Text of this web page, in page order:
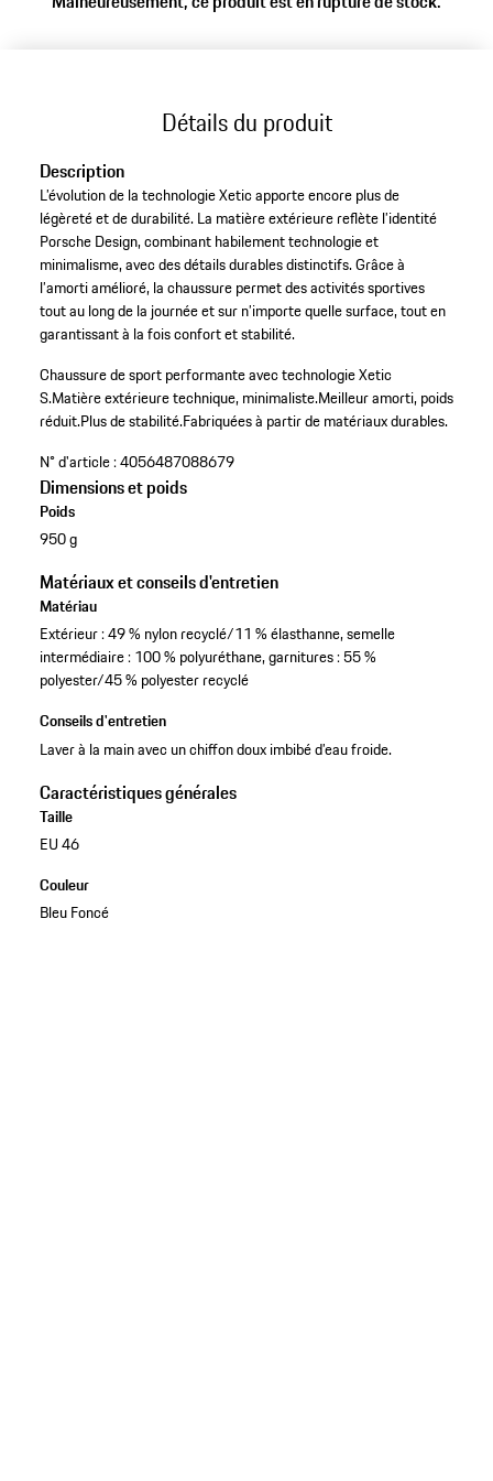
Détails du produit
Description
L’évolution de la technologie Xetic apporte encore plus de
légèreté et de durabilité. La matière extérieure reflète l’identité
Porsche Design, combinant habilement technologie et
minimalisme, avec des détails durables distinctifs. Grâce à
l’amorti amélioré, la chaussure permet des activités sportives
tout au long de la journée et sur n’importe quelle surface, tout en
garantissant à la fois confort et stabilité.
Chaussure de sport performante avec technologie Xetic
S.Matière extérieure technique, minimaliste.Meilleur amorti, poids
réduit.Plus de stabilité.Fabriquées à partir de matériaux durables.
N° d'article :4056487088679
Dimensions et poids
Poids
950 g
Matériaux et conseils d'entretien
Matériau
Extérieur : 49 % nylon recyclé/11 % élasthanne, semelle
intermédiaire : 100 % polyuréthane, garnitures : 55 %
polyester/45 % polyester recyclé
Conseils d'entretien
Laver à la main avec un chiffon doux imbibé d’eau froide.
Caractéristiques générales
Taille
EU 46
Couleur
Bleu Foncé